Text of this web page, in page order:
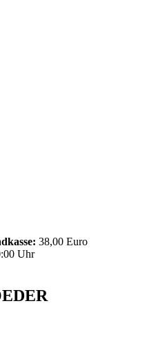
38,00 Euro
Uhr